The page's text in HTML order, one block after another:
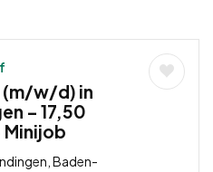
(m/w/d) in
– 17,50
Baden-